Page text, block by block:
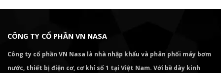
CÔNG TY CỔ PHẦN VN NASA
Công ty cổ phần VN Nasa là nhà nhập khẩu và phân phối máy bơm
nước, thiết bị điện cơ, cơ khí số 1 tại Việt Nam. Với bề dày kinh